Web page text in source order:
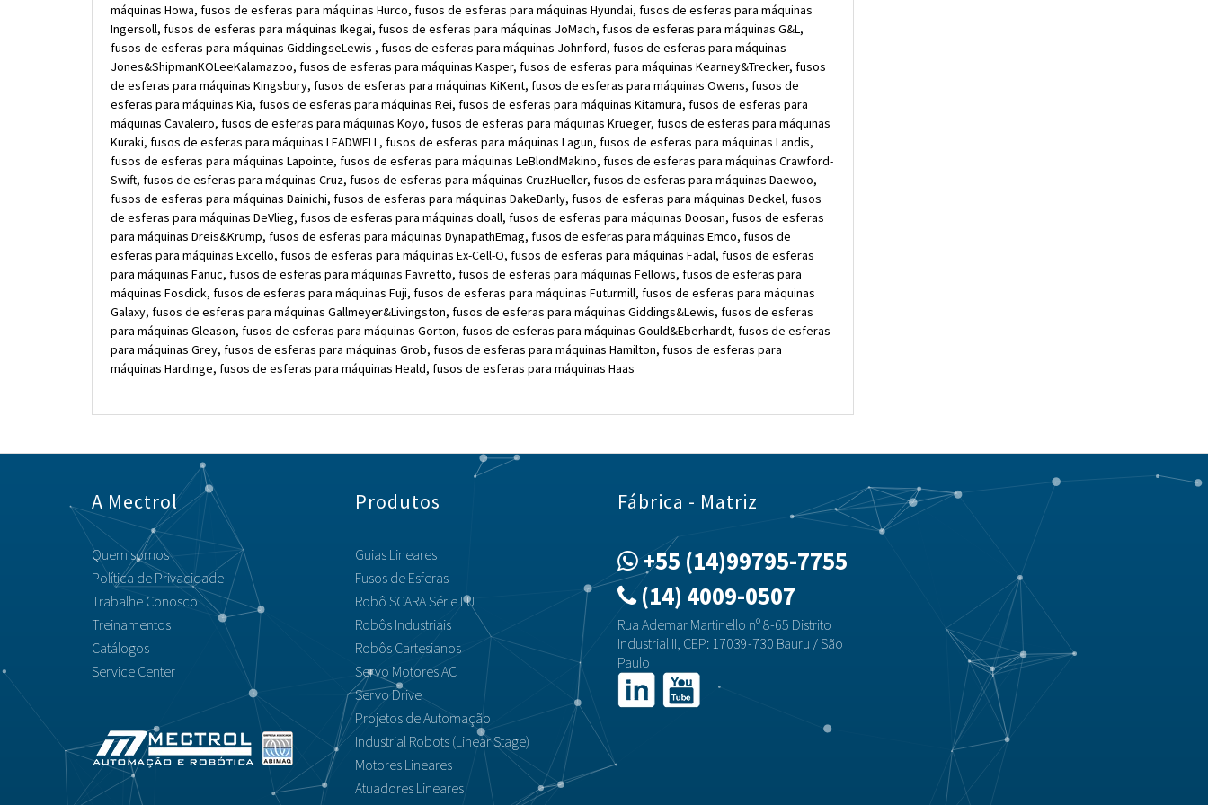
máquinas Howa, fusos de esferas para máquinas Hurco, fusos de esferas para máquinas Hyundai, fusos de esferas para máquinas
Ingersoll, fusos de esferas para máquinas Ikegai, fusos de esferas para máquinas JoMach, fusos de esferas para máquinas G&L,
fusos de esferas para máquinas GiddingseLewis , fusos de esferas para máquinas Johnford, fusos de esferas para máquinas
Jones&ShipmanKOLeeKalamazoo, fusos de esferas para máquinas Kasper, fusos de esferas para máquinas Kearney&Trecker, fusos
de esferas para máquinas Kingsbury, fusos de esferas para máquinas KiKent, fusos de esferas para máquinas Owens, fusos de
esferas para máquinas Kia, fusos de esferas para máquinas Rei, fusos de esferas para máquinas Kitamura, fusos de esferas para
máquinas Cavaleiro, fusos de esferas para máquinas Koyo, fusos de esferas para máquinas Krueger, fusos de esferas para máquinas
Kuraki, fusos de esferas para máquinas LEADWELL, fusos de esferas para máquinas Lagun, fusos de esferas para máquinas Landis,
fusos de esferas para máquinas Lapointe, fusos de esferas para máquinas LeBlondMakino, fusos de esferas para máquinas Crawford-
Swift, fusos de esferas para máquinas Cruz, fusos de esferas para máquinas CruzHueller, fusos de esferas para máquinas Daewoo,
fusos de esferas para máquinas Dainichi, fusos de esferas para máquinas DakeDanly, fusos de esferas para máquinas Deckel, fusos
de esferas para máquinas DeVlieg, fusos de esferas para máquinas doall, fusos de esferas para máquinas Doosan, fusos de esferas
para máquinas Dreis&Krump, fusos de esferas para máquinas DynapathEmag, fusos de esferas para máquinas Emco, fusos de
esferas para máquinas Excello, fusos de esferas para máquinas Ex-Cell-O, fusos de esferas para máquinas Fadal, fusos de esferas
para máquinas Fanuc, fusos de esferas para máquinas Favretto, fusos de esferas para máquinas Fellows, fusos de esferas para
máquinas Fosdick, fusos de esferas para máquinas Fuji, fusos de esferas para máquinas Futurmill, fusos de esferas para máquinas
Galaxy, fusos de esferas para máquinas Gallmeyer&Livingston, fusos de esferas para máquinas Giddings&Lewis, fusos de esferas
para máquinas Gleason, fusos de esferas para máquinas Gorton, fusos de esferas para máquinas Gould&Eberhardt, fusos de esferas
para máquinas Grey, fusos de esferas para máquinas Grob, fusos de esferas para máquinas Hamilton, fusos de esferas para
máquinas Hardinge, fusos de esferas para máquinas Heald, fusos de esferas para máquinas Haas
A Mectrol
Quem somos
Política de Privacidade
Trabalhe Conosco
Treinamentos
Catálogos
Service Center
Produtos
Guias Lineares
Fusos de Esferas
Robô SCARA Série LU
Robôs Industriais
Robôs Cartesianos
Servo Motores AC
Servo Drive
Projetos de Automação
Industrial Robots (Linear Stage)
Motores Lineares
Atuadores Lineares
Fábrica - Matriz
+55 (14)99795-7755
(14) 4009-0507
Rua Ademar Martinello nº 8-65 Distrito
Industrial II, CEP: 17039-730 Bauru / São
Paulo